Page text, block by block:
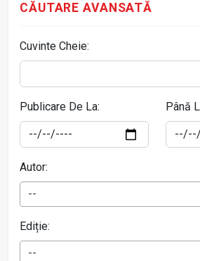
CĂUTARE AVANSATĂ
Cuvinte Cheie:
Publicare De La: Până
Autor:
--
Ediție:
--